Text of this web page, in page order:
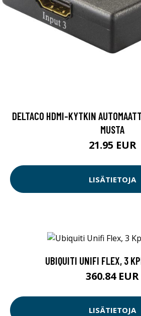
DELTACO HDMI-KYTKIN
MUSTA
21.95 EUR
LISÄTIETOJA
UBIQUITI UNIFI FLEX, 3
360.84 EUR
LISÄTIETOJA